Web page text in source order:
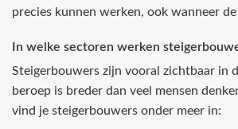
precies kunnen werken, ook wanneer
In welke sectoren werken
Steigerbouwers zijn vooral zichtbaar in
beroep is breder dan veel mensen
vind je steigerbouwers onder meer in: